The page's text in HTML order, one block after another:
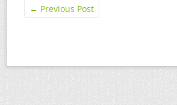
← Previous Post